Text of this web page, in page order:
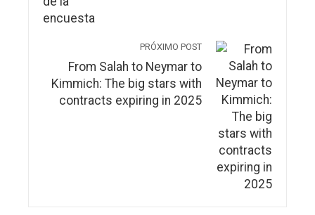
PRÓXIMO POST
From Salah to Neymar to
Kimmich: The big stars with
contracts expiring in 2025